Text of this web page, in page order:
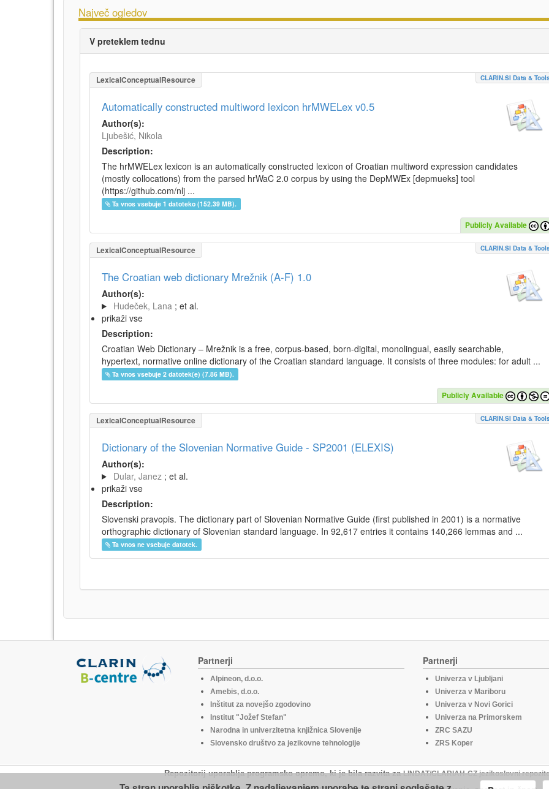
Največ ogledov
V preteklem tednu
LexicalConceptualResource CLARIN.SI Data &
Automatically constructed multiword lexicon hrMWELex v0.5
Author(s):
Ljubešić, Nikola
Description:
The hrMWELex lexicon is an automatically constructed lexicon of Croatian multiword expression candidates
(mostly collocations) from the parsed hrWaC 2.0 corpus by using the DepMWEx [depmueks] tool
(https://github.com/nlj ...
Ta vnos vsebuje 1 datoteko (152.39 MB).
Publicly Available
LexicalConceptualResource CLARIN.SI Data &
The Croatian web dictionary Mrežnik (A-F) 1.0
Author(s):
Hudeček, Lana ; et al.
prikaži vse
Description:
Croatian Web Dictionary – Mrežnik is a free, corpus-based, born-digital, monolingual, easily searchable,
hypertext, normative online dictionary of the Croatian standard language. It consists of three modules: for adult ...
Ta vnos vsebuje 2 datotek(e) (7.86 MB).
Publicly Available
LexicalConceptualResource CLARIN.SI Data &
Dictionary of the Slovenian Normative Guide - SP2001 (ELEXIS)
Author(s):
Dular, Janez ; et al.
prikaži vse
Description:
Slovenski pravopis. The dictionary part of Slovenian Normative Guide (first published in 2001) is a normative
orthographic dictionary of Slovenian standard language. In 92,617 entries it contains 140,266 lemmas and ...
Ta vnos ne vsebuje datotek.
Partnerji
Alpineon, d.o.o.
Amebis, d.o.o.
Inštitut za novejšo zgodovino
Institut "Jožef Stefan"
Narodna in univerzitetna knjižnica Slovenije
Slovensko društvo za jezikovne tehnologije
Partnerji
Univerza v Ljubljani
Univerza v Mariboru
Univerza v Novi Gorici
Univerza na Primorskem
ZRC SAZU
ZRS Koper
Repozitorij uporablja programsko opremo, ki je bila razvita zaLINDAT/CLARIAH-CZ jezikoslovni